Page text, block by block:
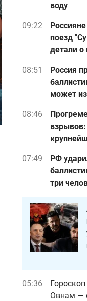
воду
09:22
поезд
детали о
08:51
Россия
может
08:46
взрывов:
07:49
РФ
три
05:36
Овнам —